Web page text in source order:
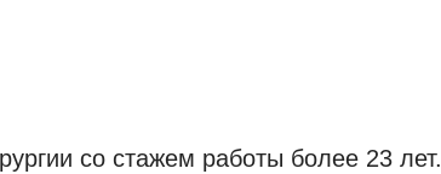
со стажем работы более 23 лет.